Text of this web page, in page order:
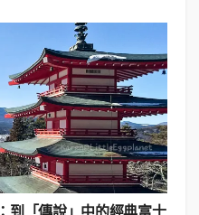
家旅館：
館的價目表、照片、溫泉
官方網站連結
山溫泉各家旅館整理
到「傳說」中的經典富士